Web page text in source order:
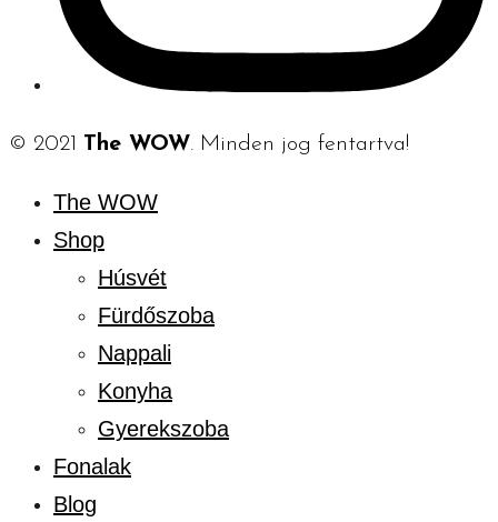
© 2021 The WOW. Minden jog fentartva!
The WOW
Shop
Húsvét
Fürdőszoba
Nappali
Konyha
Gyerekszoba
Fonalak
Blog